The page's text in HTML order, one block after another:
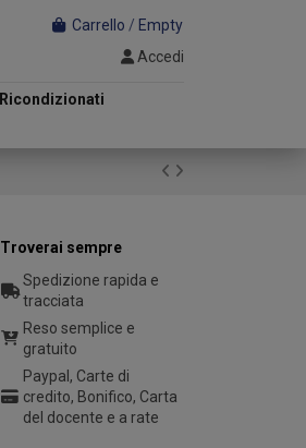
Carrello / Empty
Accedi
Ricondizionati
Troverai sempre
Spedizione rapida e
tracciata
Reso semplice e
gratuito
Paypal, Carte di
credito, Bonifico, Carta
del docente e a rate